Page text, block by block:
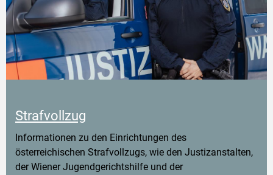
Strafvollzug
Informationen zu den Einrichtungen des
österreichischen Strafvollzugs, wie den Justizanstalten,
der Wiener Jugendgerichtshilfe und der